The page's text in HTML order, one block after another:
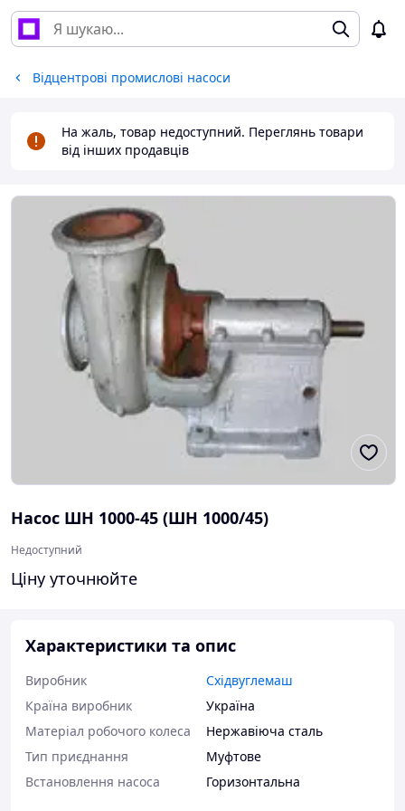
Відцентрові промислові насоси
На жаль, товар недоступний. Переглянь товари
від інших продавців
Насос ШН 1000-45 (ШН 1000/45)
Недоступний
Ціну уточнюйте
Характеристики та опис
Виробник
Східвуглемаш
Країна виробник
Україна
Матеріал робочого колеса
Нержавіюча сталь
Тип приєднання
Муфтове
Встановлення насоса
Горизонтальна